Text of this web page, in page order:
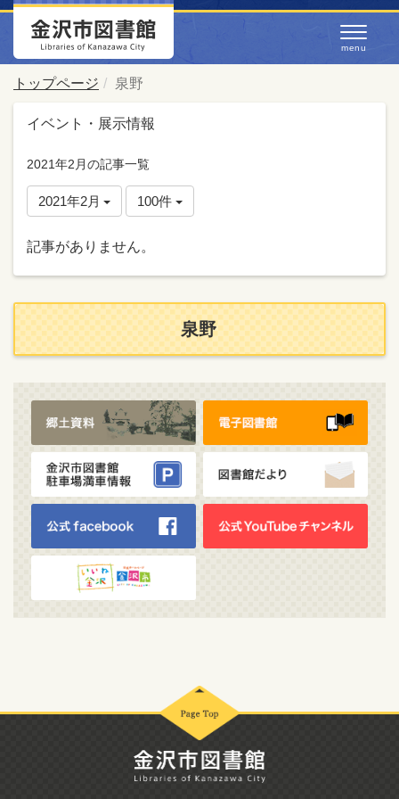
トップページ 泉野
イベント・展示情報
2021年2月の記事一覧
2021年2月 100件
記事がありません。
泉野